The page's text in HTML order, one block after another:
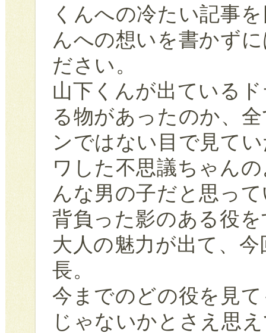
くんへの冷たい記事
んへの想いを書かず
ださい。
山下くんが出ている
る物があったのか、
ンではない目で見て
ワした不思議ちゃん
んな男の子だと思っ
背負った影のある役
大人の魅力が出て、
長。
今までのどの役を見
じゃないかとさえ思